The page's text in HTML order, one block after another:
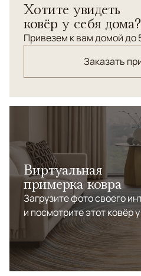
Уникальный дизайнерский
"Авиньон" выполнен по
Уильяма Морриса из
технологии выжигания
многомерности узора.
Хотите увидеть
ковёр у себя дома?
Привезем к вам домой до
Заказать
Виртуальная
примерка ковра
Загрузите фото своего
и посмотрите этот ковёр